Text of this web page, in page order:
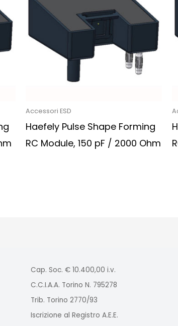
Accessori ESD
Haefely Pulse Shape Forming
RC Module, 150 pF / 2000 Ohm
Cap. Soc. € 10.400,00 i.v.
C.C.I.A.A. Torino N. 795278
Trib. Torino 2770/93
Iscrizione al Registro A.E.E.